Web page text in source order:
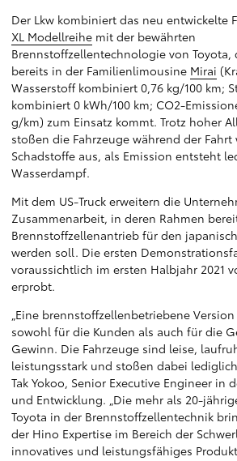
Der Lkw kombiniert das neu entwickelte
XL Modellreihe mit der bewährten
Brennstoffzellentechnologie von Toyota,
bereits in der Familienlimousine Mirai
Wasserstoff kombiniert 0,76 kg/100 km;
kombiniert 0 kWh/100 km; CO2-
g/km) zum Einsatz kommt. Trotz hoher
stoßen die Fahrzeuge während der Fahrt
Schadstoffe aus, als Emission entsteht
Wasserdampf.
Mit dem US-Truck erweitern die
Zusammenarbeit, in deren Rahmen
Brennstoffzellenantrieb für den
werden soll. Die ersten
voraussichtlich im ersten Halbjahr 2021
erprobt.
„Eine brennstoffzellenbetriebene
sowohl für die Kunden als auch für die
Gewinn. Die Fahrzeuge sind leise,
leistungsstark und stoßen dabei lediglich
Tak Yokoo, Senior Executive Engineer in
und Entwicklung. „Die mehr als 20-
Toyota in der Brennstoffzellentechnik
der Hino Expertise im Bereich der
innovatives und leistungsfähiges Produkt